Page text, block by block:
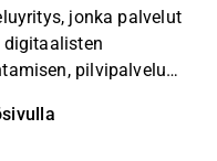
jonka palvelut
pilvipalvelut
lisäksi yhtiö on